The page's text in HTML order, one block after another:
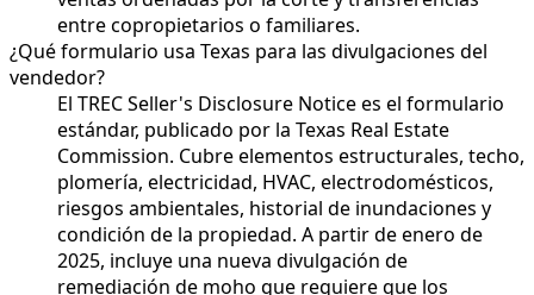
entre copropietarios o familiares.
¿Qué formulario usa Texas para las divulgaciones del
vendedor?
El TREC Seller's Disclosure Notice es el formulario
estándar, publicado por la Texas Real Estate
Commission. Cubre elementos estructurales, techo,
plomería, electricidad, HVAC, electrodomésticos,
riesgos ambientales, historial de inundaciones y
condición de la propiedad. A partir de enero de
2025, incluye una nueva divulgación de
remediación de moho que requiere que los